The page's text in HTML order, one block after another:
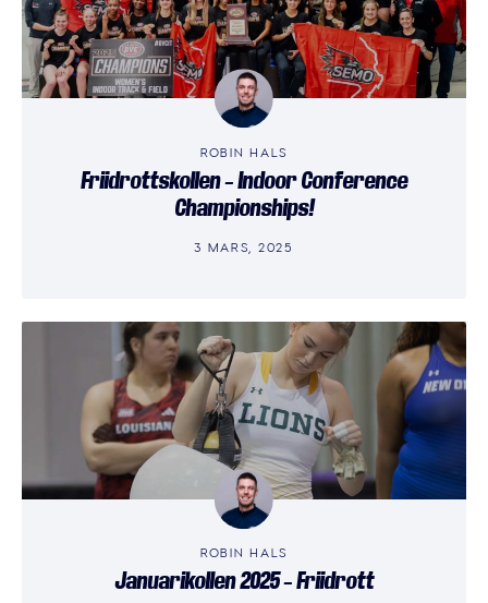
ROBIN HALS
Friidrottskollen – Indoor Conference
Championships!
3 MARS, 2025
ROBIN HALS
Januarikollen 2025 – Friidrott